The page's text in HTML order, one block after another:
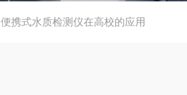
便携式水质检测仪在高校的应用